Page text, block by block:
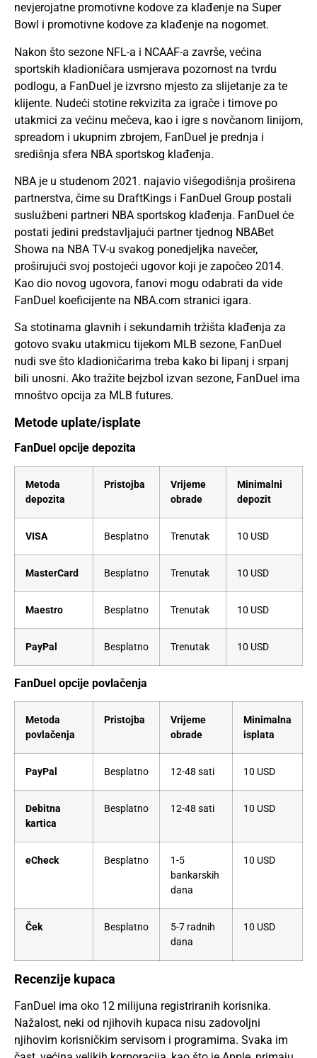
nevjerojatne promotivne kodove za klađenje na Super
Bowl i promotivne kodove za klađenje na nogomet.
Nakon što sezone NFL-a i NCAAF-a završe, većina
sportskih kladioničara usmjerava pozornost na tvrdu
podlogu, a FanDuel je izvrsno mjesto za slijetanje za te
klijente. Nudeći stotine rekvizita za igrače i timove po
utakmici za većinu mečeva, kao i igre s novčanom linijom,
spreadom i ukupnim zbrojem, FanDuel je prednja i
središnja sfera NBA sportskog klađenja.
NBA je u studenom 2021. najavio višegodišnja proširena
partnerstva, čime su DraftKings i FanDuel Group postali
suslužbeni partneri NBA sportskog klađenja. FanDuel će
postati jedini predstavljajući partner tjednog NBABet
Showa na NBA TV-u svakog ponedjeljka navečer,
proširujući svoj postojeći ugovor koji je započeo 2014.
Kao dio novog ugovora, fanovi mogu odabrati da vide
FanDuel koeficijente na NBA.com stranici igara.
Sa stotinama glavnih i sekundarnih tržišta klađenja za
gotovo svaku utakmicu tijekom MLB sezone, FanDuel
nudi sve što kladioničarima treba kako bi lipanj i srpanj
bili unosni. Ako tražite bejzbol izvan sezone, FanDuel ima
mnoštvo opcija za MLB futures.
Metode uplate/isplate
FanDuel opcije depozita
Metoda
depozita
Pristojba
Vrijeme
obrade
Minimalni
depozit
VISA Besplatno Trenutak 10 USD
MasterCard Besplatno Trenutak 10 USD
Maestro Besplatno Trenutak 10 USD
PayPal Besplatno Trenutak 10 USD
FanDuel opcije povlačenja
Metoda
povlačenja
Pristojba
Vrijeme
obrade
Minimalna
isplata
PayPal Besplatno 12-48 sati 10 USD
Debitna
kartica
Besplatno 12-48 sati 10 USD
eCheck Besplatno
1-5
bankarskih
dana
10 USD
Ček Besplatno
5-7 radnih
dana
10 USD
Recenzije kupaca
FanDuel ima oko 12 milijuna registriranih korisnika.
Nažalost, neki od njihovih kupaca nisu zadovoljni
njihovim korisničkim servisom i programima. Svaka im